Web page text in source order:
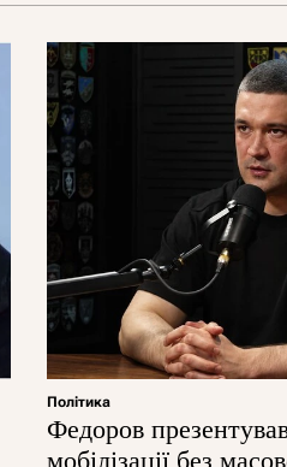
Політика
Федоров
мобілізації без